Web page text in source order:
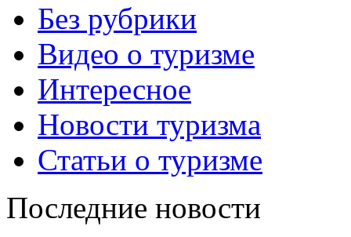
Без рубрики
Видео о туризме
Интересное
Новости туризма
Статьи о туризме
Последние новости